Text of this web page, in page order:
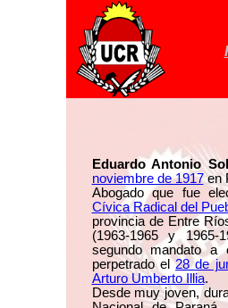
Eduardo Antonio
noviembre de 1917en
Abogado que fue
Cívica Radical del
provincia de Entre
(1963-1965 y 1965-
segundo mandato a
perpetrado el28 de
Arturo Umberto Illia.
Desde muy joven,